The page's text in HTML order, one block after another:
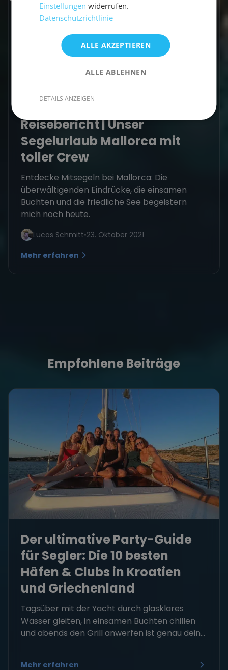
Reisebericht | Unser
Segelurlaub Mallorca mit
toller Crew
Entdecke Mitsegeln bei Mallorca: Die
überwältigenden Eindrücke, die einsamen
Buchten und die friedliche See begeistern
mich noch heute.
Lucas Schmitt•23. Oktober 2021
Mehr erfahren
Empfohlene Beiträge
Der ultimative Party-Guide
für Segler: Die 10 besten
Häfen & Clubs in Kroatien
und Griechenland
Tagsüber mit der Yacht durch glasklares
Wasser gleiten, in einsamen Buchten chillen
und abends den Grill anwerfen ist genau dein...
Mehr erfahren
Einstellungen widerrufen.
Datenschutzrichtlinie
ALLE AKZEPTIEREN
ALLE ABLEHNEN
DETAILS ANZEIGEN